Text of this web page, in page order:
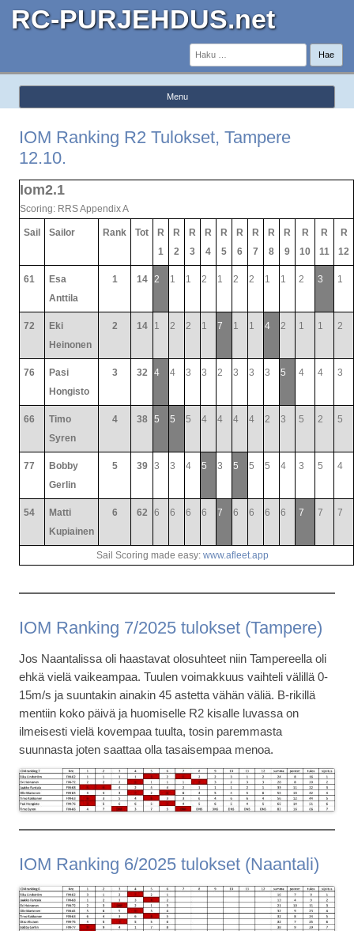
RC-PURJEHDUS.net
Haku:
Menu
IOM Ranking R2 Tulokset, Tampere
12.10.
Iom2.1
Scoring: RRS Appendix A
Sail Sailor Rank Tot
R
1
R
2
R
3
R
4
R
5
R
6
R
7
R
8
R
9
R
10
R
11
R
12
61
Esa
Anttila
1 14 2 1 1 2 1 2 2 1 1 2 3 1
72
Eki
Heinonen
2 14 1 2 2 1 7 1 1 4 2 1 1 2
76
Pasi
Hongisto
3 32 4 4 3 3 2 3 3 3 5 4 4 3
66
Timo
Syren
4 38 5 5 5 4 4 4 4 2 3 5 2 5
77
Bobby
Gerlin
5 39 3 3 4 5 3 5 5 5 4 3 5 4
54
Matti
Kupiainen
6 62 6 6 6 6 7 6 6 6 6 7 7 7
Sail Scoring made easy: www.afleet.app
IOM Ranking 7/2025 tulokset (Tampere)
Jos Naantalissa oli haastavat olosuhteet niin Tampereella oli
ehkä vielä vaikeampaa. Tuulen voimakkuus vaihteli välillä 0-
15m/s ja suuntakin ainakin 45 astetta vähän väliä. B-rikillä
mentiin koko päivä ja huomiselle R2 kisalle luvassa on
ilmeisesti vielä kovempaa tuulta, tosin paremmasta
suunnasta joten saattaa olla tasaisempaa menoa.
IOM Ranking 6/2025 tulokset (Naantali)